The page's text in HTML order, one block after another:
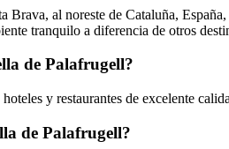
Brava, al noreste de Cataluña,
tranquilo a diferencia de otros
de Palafrugell?
y restaurantes de excelente
de Palafrugell?